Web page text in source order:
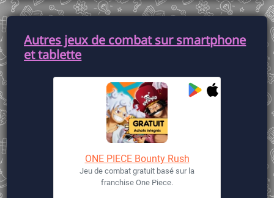
Autres jeux de combat sur smartphone
et tablette
ONE PIECE Bounty Rush
Jeu de combat gratuit basé sur la
franchise One Piece.